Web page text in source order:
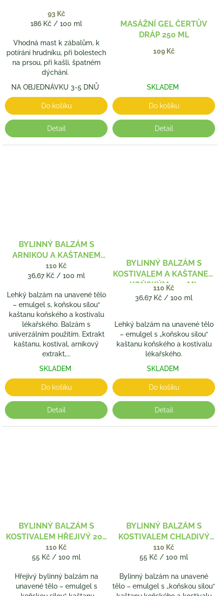
93 Kč
Měrná
186 Kč / 100 ml
Vhodná mast k zábalům, k
potírání hrudníku, při bolestech
na prsou, při kašli, špatném
dýchání.
NA OBJEDNÁVKU 3-5 DNŮ
Do košíku
Detail
MASÁŽNÍ GEL ČERTŮV
DRÁP 250 ML
109 Kč
SKLADEM
Do košíku
Detail
BYLINNÝ BALZÁM S
ARNIKOU A KAŠTANEM
KOŇSKÝM 300 ML
110 Kč
Měrná
36,67 Kč / 100 ml
Lehký balzám na unavené tělo
– emulgel s, koňskou silou“
kaštanu koňského a kostivalu
lékařského. Balzám s
univerzálním použitím. Extrakt
kaštanu, kostival, arnikový
extrakt,...
SKLADEM
Do košíku
Detail
BYLINNÝ BALZÁM S
KOSTIVALEM A KAŠTANEM
KOŇSKÝM 300 ML
110 Kč
Měrná
36,67 Kč / 100 ml
Lehký balzám na unavené tělo
– emulgel s „koňskou silou“
kaštanu koňského a kostivalu
lékařského.
SKLADEM
Do košíku
Detail
BYLINNÝ BALZÁM S
KOSTIVALEM HŘEJIVÝ 200
ML
110 Kč
Měrná
55 Kč / 100 ml
Hřejivý bylinný balzám na
unavené tělo – emulgel s
BYLINNÝ BALZÁM S
KOSTIVALEM CHLADIVÝ
200 ML
110 Kč
Měrná
55 Kč / 100 ml
Bylinný balzám na unavené
tělo – emulgel s „koňskou silou“